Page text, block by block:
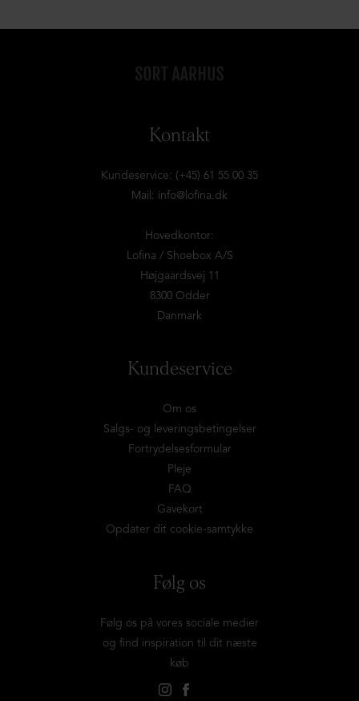
Kontakt
Kundeservice: (+45) 61 55 00 35
Mail: info@lofina.dk
Hovedkontor:
Lofina / Shoebox A/S
Højgaardsvej 11
8300 Odder
Danmark
Kundeservice
Om os
Salgs- og leveringsbetingelser
Fortrydelsesformular
Pleje
FAQ
Gavekort
Opdater dit cookie-samtykke
Følg os
Følg os på vores sociale medier
og find inspiration til dit næste
køb